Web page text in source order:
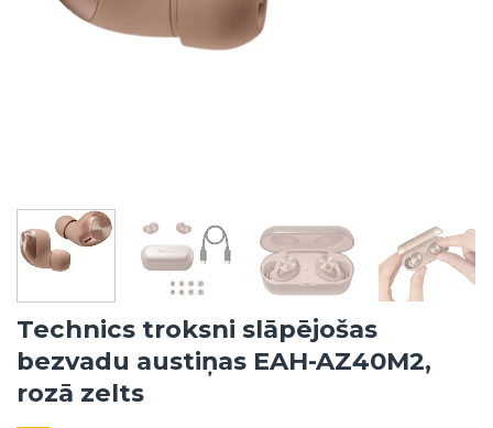
Technics troksni slāpējošas
bezvadu austiņas EAH-AZ40M2,
rozā zelts